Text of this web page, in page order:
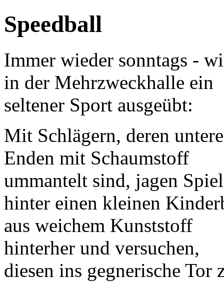
Speedball
Immer wieder sonntags -
in der Mehrzweckhalle ein
seltener Sport ausgeübt:
Mit Schlägern, deren untere
Enden mit Schaumstoff
ummantelt sind, jagen
hinter einen kleinen
aus weichem Kunststoff
hinterher und versuchen,
diesen ins gegnerische Tor